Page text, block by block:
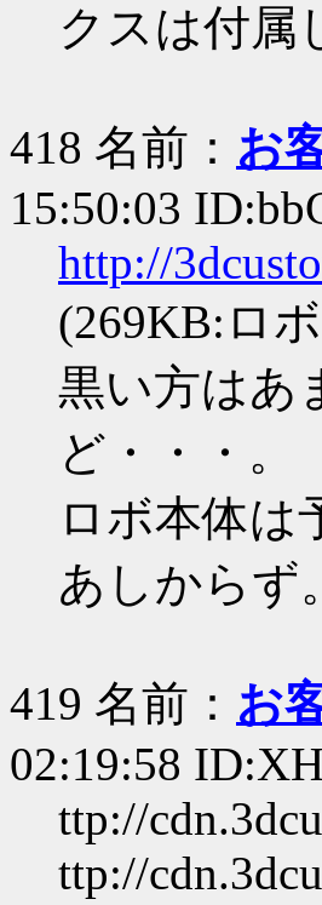
クスは付属
418 名前： お
15:50:03
http://
(269KB:ロ
黒い方はあ
ど・・・。
ロボ本体は
あしからず。
419 名前： お
02:19:58
ttp://
ttp://